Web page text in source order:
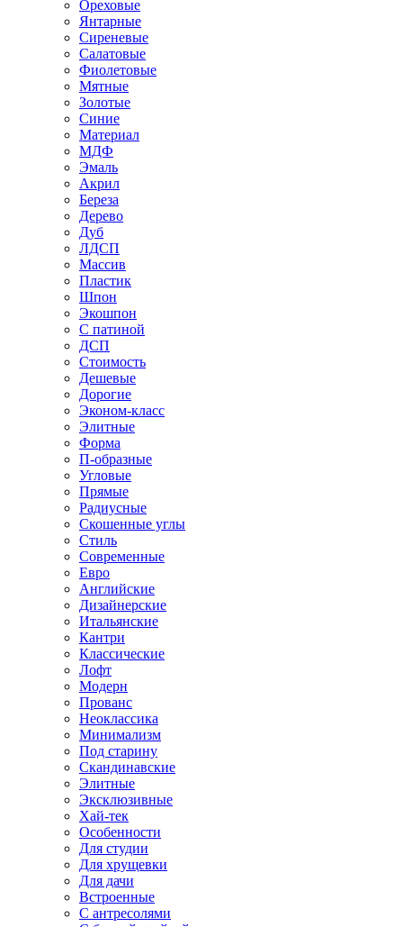
Ореховые
Янтарные
Сиреневые
Салатовые
Фиолетовые
Мятные
Золотые
Синие
Материал
МДФ
Эмаль
Акрил
Береза
Дерево
Дуб
ЛДСП
Массив
Пластик
Шпон
Экошпон
С патиной
ДСП
Стоимость
Дешевые
Дорогие
Эконом-класс
Элитные
Форма
П-образные
Угловые
Прямые
Радиусные
Скошенные углы
Стиль
Современные
Евро
Английские
Дизайнерские
Итальянские
Кантри
Классические
Лофт
Модерн
Прованс
Неоклассика
Минимализм
Под старину
Скандинавские
Элитные
Эксклюзивные
Хай-тек
Особенности
Для студии
Для хрущевки
Для дачи
Встроенные
С антресолями